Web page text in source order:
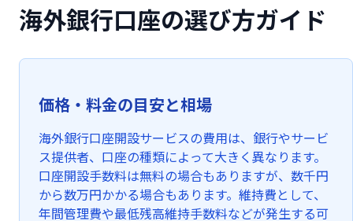
海外銀行口座の選び方ガイド
価格・料金の目安と相場
海外銀行口座開設サービスの費用は、銀行やサービ
ス提供者、口座の種類によって大きく異なります。
口座開設手数料は無料の場合もありますが、数千円
から数万円かかる場合もあります。維持費として、
年間管理費や最低残高維持手数料などが発生する可